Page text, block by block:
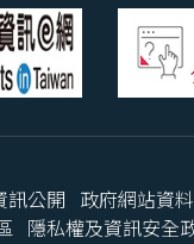
訊公開 政府網站資
隱私權及資訊安全